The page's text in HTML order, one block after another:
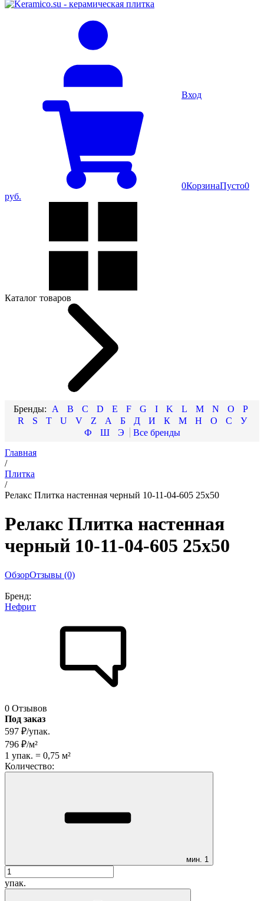
Вход
0КорзинаПусто0
руб.
Каталог товаров
A B C D E F G I K L M N O
P
R
S T U V Z А Б Д И К М Н О С
У
Ф
Ш
Э
Главная
/
Плитка
/
Релакс Плитка настенная черный 10-11-04-605 25х50
Релакс Плитка настенная
черный 10-11-04-605 25х50
ОбзорОтзывы (0)
Бренд:
Нефрит
0 Отзывов
Под заказ
597 ₽/упак.
796 ₽/м²
1 упак. = 0,75 м²
Количество:
мин. 1
упак.